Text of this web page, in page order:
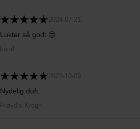
2024-07-21
Lukter så godt 😍
kund
2023-10-09
Nydelig duft.
Frøydis Krogh